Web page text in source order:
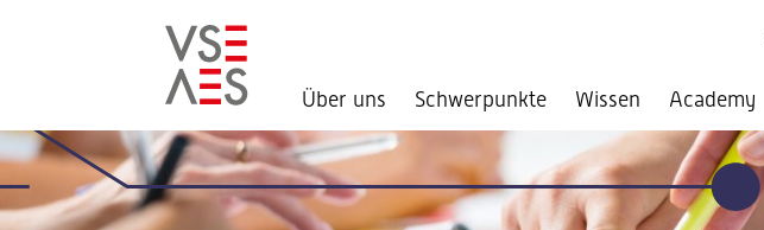
Direkt
zum
Inhalt
Über uns Schwerpunkte Wissen Academy